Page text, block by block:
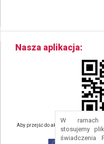
W ramach
stosujemy
świadczenia
Nasza aplikacja
Aby przejść do aktualności
Strefa Turysty